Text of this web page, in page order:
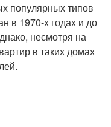
популярных типов
в 1970-х годах и до
несмотря на
в таких домах